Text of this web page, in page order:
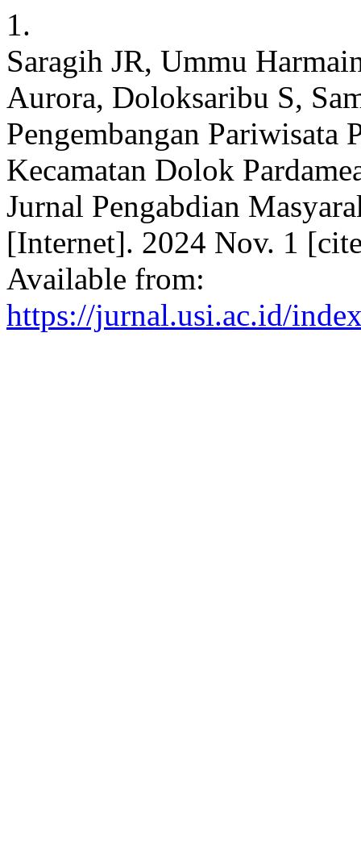
1.
Saragih JR, Ummu
Aurora, Doloksaribu S,
Pengembangan Pariwisata
Kecamatan Dolok
Jurnal Pengabdian
[Internet]. 2024 Nov. 1
Available from:
https://jurnal.usi.ac.id/